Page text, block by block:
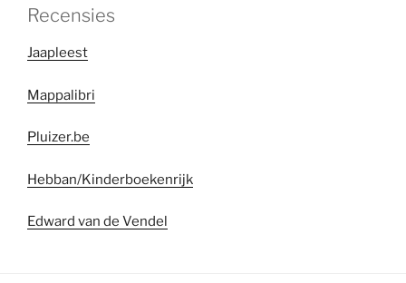
Recensies
Jaapleest
Mappalibri
Pluizer.be
Hebban/Kinderboekenrijk
Edward van de Vendel